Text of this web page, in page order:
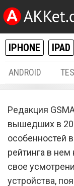
IPHONE IPAD
ANDROID
10
году
Редакция
вышедших в
особенностей
рейтинга в
свое
устройства,